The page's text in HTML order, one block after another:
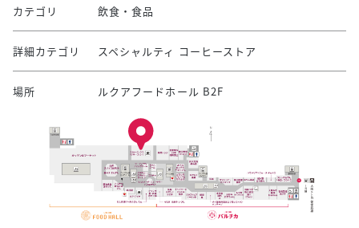
カテゴリ 飲食・食品
詳細カテゴリ スペシャルティ コーヒーストア
場所 ルクアフードホール B2F